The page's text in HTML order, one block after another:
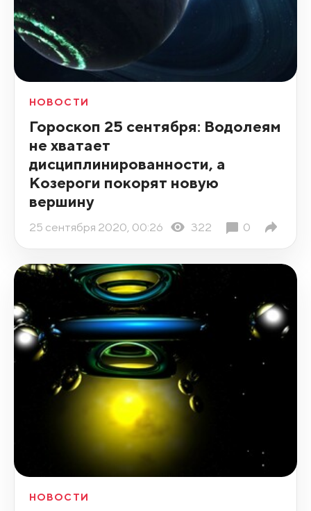
НОВОСТИ
Гороскоп 25 сентября: Водолеям
не хватает
дисциплинированности, а
Козероги покорят новую
вершину
25 сентября 2020, 00:26 322 0
НОВОСТИ